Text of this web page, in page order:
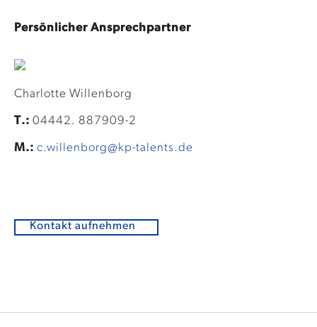
Persönlicher Ansprechpartner
Charlotte Willenborg
T.: 04442. 887909-2
M.: c.willenborg@kp-talents.de
Kontakt aufnehmen